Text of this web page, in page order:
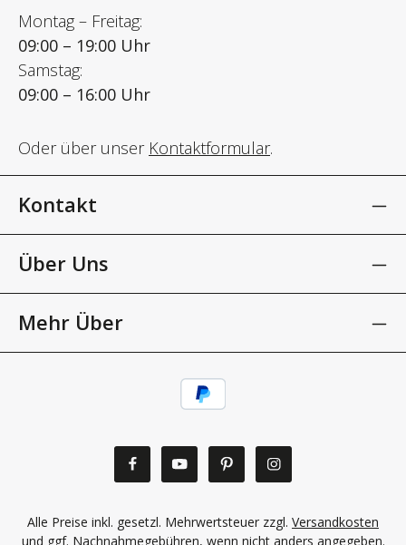
Montag – Freitag:
09:00 – 19:00 Uhr
Samstag:
09:00 – 16:00 Uhr
Oder über unser Kontaktformular.
Kontakt
Über Uns
Mehr Über
Alle Preise inkl. gesetzl. Mehrwertsteuer zzgl. Versandkosten
und ggf. Nachnahmegebühren, wenn nicht anders angegeben.